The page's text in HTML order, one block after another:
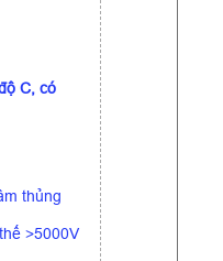
C, có
thủng
>5000V